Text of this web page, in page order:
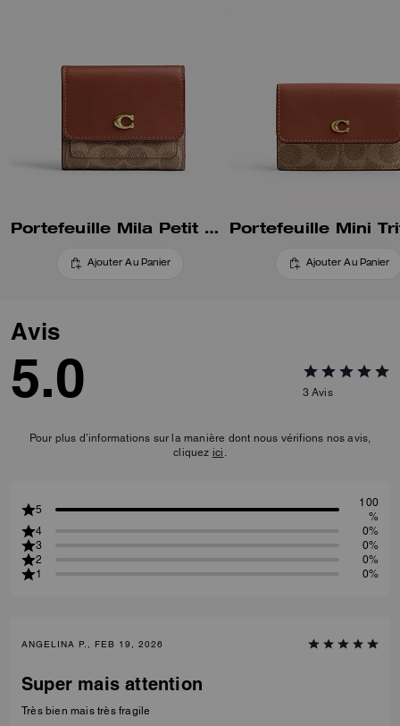
Portefeuille Mila Petit Rabat en Toile Signature
Ajouter Au Panier Ajouter Au Panier
Avis
5.0 3 Avis
Pour plus d’informations sur la manière dont nous vérifions nos avis,
cliquez ici
5
100
%
4
0%
3
0%
2
0%
1
0%
ANGELINA P., FEB 19, 2026
Super mais attention
Très bien mais très fragile